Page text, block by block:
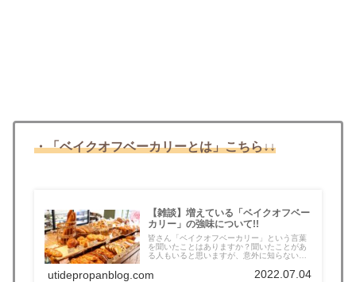
・「ベイクオフベーカリーとは」こちら↓↓
【雑談】増えている「ベイクオフベー
カリー」の強味について!!
皆さん「ベイクオフベーカリー」という言葉
を聞いたことはありますか？聞いたことがあ
る人もいると思いますが、意外に知らない
utidepropanblog.com 2022.07.04